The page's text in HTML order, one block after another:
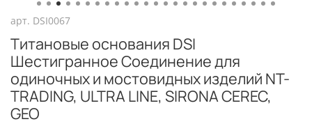
арт. DSI0067
Титановые основания DSI
Шестигранное Соединение для
одиночных и мостовидных изделий NT-
TRADING, ULTRA LINE, SIRONA CEREC,
GEO